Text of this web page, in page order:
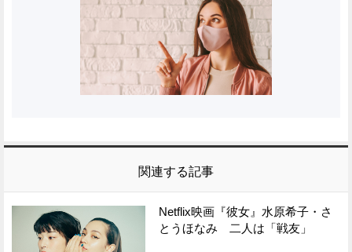
関連する記事
Netflix映画『彼女』水原希子・さ
とうほなみ 二人は「戦友」